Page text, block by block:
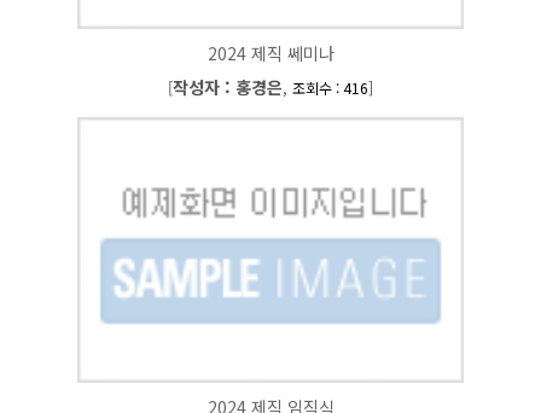
2024 제직 쎄미나
[작성자 : 홍경은, 조회수 : 416]
2024 제직 임직식